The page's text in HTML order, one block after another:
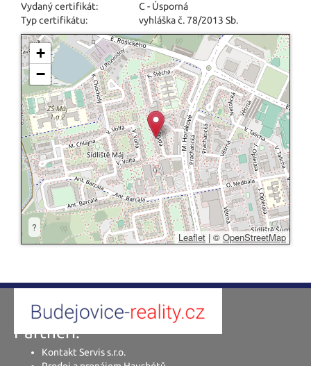
Vydaný certifikát:
C - Úsporná
Typ certifikátu:
vyhláška č. 78/2013 Sb.
+
−
?
Leaflet | © OpenStreetMap
Partneři:
Kontakt Servis s.r.o.